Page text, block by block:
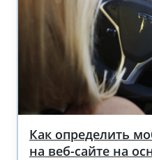
Как определить
на веб-сайте на